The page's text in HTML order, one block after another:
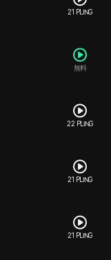
21 PLING
無料
22 PLING
21 PLING
21 PLING